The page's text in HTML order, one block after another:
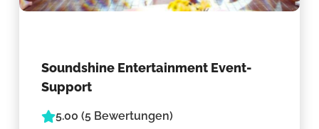
Soundshine Entertainment Event-
Support
5.00 (5 Bewertungen)